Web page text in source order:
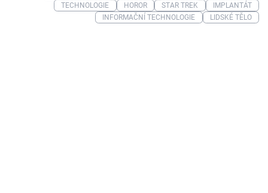
TECHNOLOGIE
HOROR STAR TREK
IMPLANTÁT
INFORMAČNÍ TECHNOLOGIE
LIDSKÉ TĚLO